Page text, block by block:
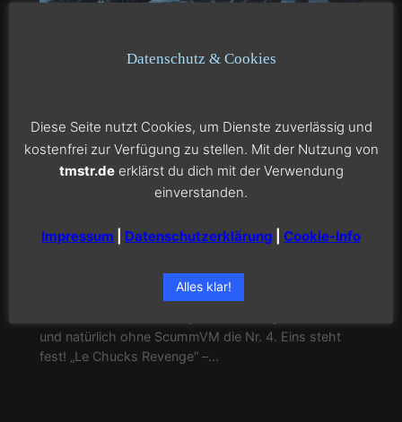
Monkey Island – Ich schwärme…
Juni 7, 2007— vonTominMac Apps
Hach das waren Zeiten! Wo wir noch RICHTIGE
ich endlich das gemacht, was ich schon lange vor
hatte: ScummVM downloaden und endlich wieder die
und natürlich ohne ScummVM die Nr. 4. Eins steht
fest! „Le Chucks Revenge“ –…
Datenschutz & Cookies
Diese Seite nutzt Cookies, um Dienste zuverlässig und
kostenfrei zur Verfügung zu stellen. Mit der Nutzung von
tmstr.deerklärst du dich mit der Verwendung
einverstanden.
Impressum Datenschutzerklärung Cookie-Info
Alles klar!